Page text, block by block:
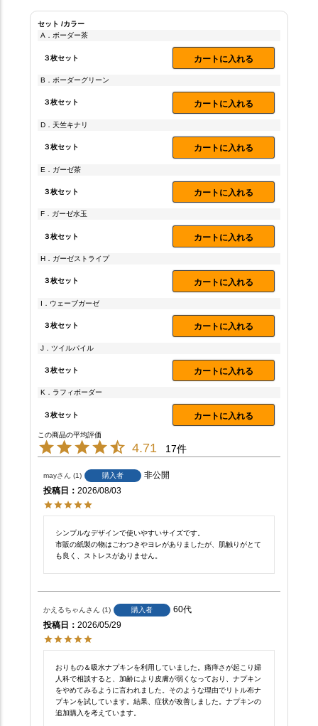
セット
カラー
A．ボーダー茶
３枚セット カートに入れる
B．ボーダーグリーン
３枚セット カートに入れる
D．天竺キナリ
３枚セット カートに入れる
E．ガーゼ茶
３枚セット カートに入れる
F．ガーゼ水玉
３枚セット カートに入れる
H．ガーゼストライプ
３枚セット カートに入れる
I．ウェーブガーゼ
３枚セット カートに入れる
J．ツイルパイル
３枚セット カートに入れる
K．ラフィボーダー
３枚セット カートに入れる
4.71 17
may 1 購入者
非公開
投稿日
2026/08/03
シンプルなデザインで使いやすいサイズです。
市販の紙製の物はごわつきやヨレがありましたが、肌触りがとて
も良く、ストレスがありません。
かえるちゃん 1 購入者
60代
投稿日
2026/05/29
おりもの＆吸水ナプキンを利用していました。痛痒さが起こり婦
人科で相談すると、加齢により皮膚が弱くなっており、ナプキン
をやめてみるように言われました。そのような理由でリトル布ナ
プキンを試しています。結果、症状が改善しました。ナプキンの
追加購入を考えています。